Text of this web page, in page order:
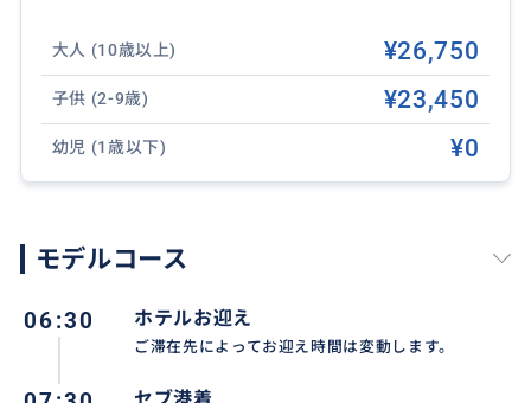
大人 (10歳以上) ¥26,750
子供 (2-9歳) ¥23,450
幼児 (1歳以下) ¥0
モデルコース
06:30 ホテルお迎え
ご滞在先によってお迎え時間は変動します。